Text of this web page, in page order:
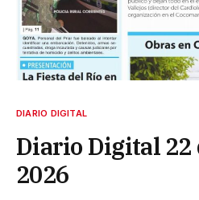
DIARIO DIGITAL
Diario Digital 22
2026